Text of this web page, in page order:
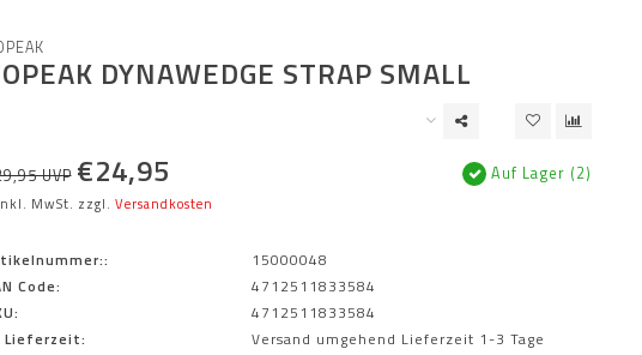
DYNAWEDGE STRAP SMALL
UVP €24,95
MwSt. zzgl. Versandkosten
Auf Lager (2)
15000048
Code:
4712511833584
4712511833584
Lieferzeit:
Versand umgehend Lieferzeit 1-3 Tage